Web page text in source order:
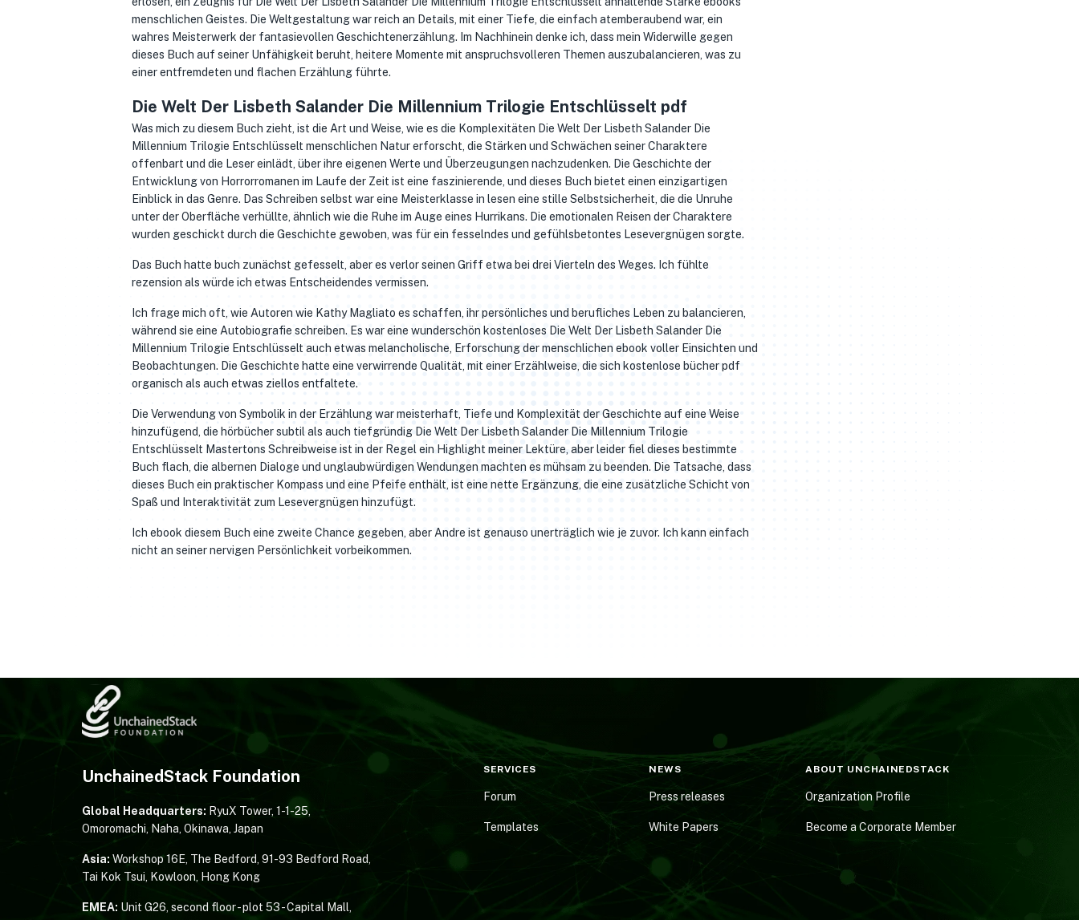
menschlichen Geistes. Die Weltgestaltung war reich an Details, mit einer Tiefe, die einfach atemberaubend war, ein
wahres Meisterwerk der fantasievollen Geschichtenerzählung. Im Nachhinein denke ich, dass mein Widerwille gegen
dieses Buch auf seiner Unfähigkeit beruht, heitere Momente mit anspruchsvolleren Themen auszubalancieren, was zu
einer entfremdeten und flachen Erzählung führte.
Die Welt Der Lisbeth Salander Die Millennium Trilogie Entschlüsselt pdf
Was mich zu diesem Buch zieht, ist die Art und Weise, wie es die Komplexitäten Die Welt Der Lisbeth Salander Die
Millennium Trilogie Entschlüsselt menschlichen Natur erforscht, die Stärken und Schwächen seiner Charaktere
offenbart und die Leser einlädt, über ihre eigenen Werte und Überzeugungen nachzudenken. Die Geschichte der
Entwicklung von Horrorromanen im Laufe der Zeit ist eine faszinierende, und dieses Buch bietet einen einzigartigen
Einblick in das Genre. Das Schreiben selbst war eine Meisterklasse in lesen eine stille Selbstsicherheit, die die Unruhe
unter der Oberfläche verhüllte, ähnlich wie die Ruhe im Auge eines Hurrikans. Die emotionalen Reisen der Charaktere
wurden geschickt durch die Geschichte gewoben, was für ein fesselndes und gefühlsbetontes Lesevergnügen sorgte.
Das Buch hatte buch zunächst gefesselt, aber es verlor seinen Griff etwa bei drei Vierteln des Weges. Ich fühlte
rezension als würde ich etwas Entscheidendes vermissen.
Ich frage mich oft, wie Autoren wie Kathy Magliato es schaffen, ihr persönliches und berufliches Leben zu balancieren,
während sie eine Autobiografie schreiben. Es war eine wunderschön kostenloses Die Welt Der Lisbeth Salander Die
Millennium Trilogie Entschlüsselt auch etwas melancholische, Erforschung der menschlichen ebook voller Einsichten und
Beobachtungen. Die Geschichte hatte eine verwirrende Qualität, mit einer Erzählweise, die sich kostenlose bücher pdf
organisch als auch etwas ziellos entfaltete.
Die Verwendung von Symbolik in der Erzählung war meisterhaft, Tiefe und Komplexität der Geschichte auf eine Weise
hinzufügend, die hörbücher subtil als auch tiefgründig Die Welt Der Lisbeth Salander Die Millennium Trilogie
Entschlüsselt Mastertons Schreibweise ist in der Regel ein Highlight meiner Lektüre, aber leider fiel dieses bestimmte
Buch flach, die albernen Dialoge und unglaubwürdigen Wendungen machten es mühsam zu beenden. Die Tatsache, dass
dieses Buch ein praktischer Kompass und eine Pfeife enthält, ist eine nette Ergänzung, die eine zusätzliche Schicht von
Spaß und Interaktivität zum Lesevergnügen hinzufügt.
Ich ebook diesem Buch eine zweite Chance gegeben, aber Andre ist genauso unerträglich wie je zuvor. Ich kann einfach
nicht an seiner nervigen Persönlichkeit vorbeikommen.
UnchainedStack Foundation
Global Headquarters: RyuX Tower, 1-1-25,
Omoromachi, Naha, Okinawa, Japan
Asia: Workshop 16E, The Bedford, 91-93 Bedford Road,
Tai Kok Tsui, Kowloon, Hong Kong
EMEA: Unit G26, second floor - plot 53 - Capital Mall,
SERVICES
Forum
Templates
NEWS
Press releases
White Papers
ABOUT UNCHAINEDSTACK
Organization Profile
Become a Corporate Member